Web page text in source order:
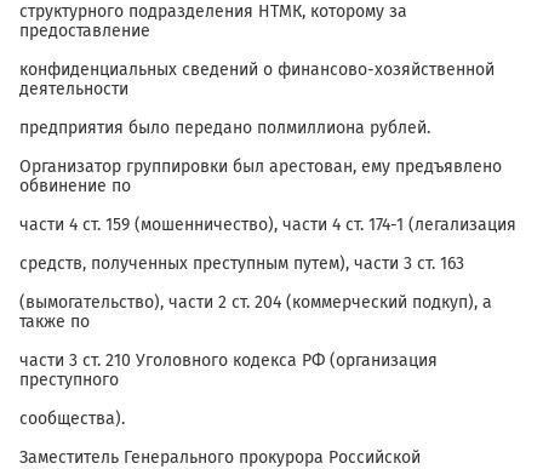
структурного подразделения НТМК, которому за
предоставление
конфиденциальных сведений о финансово-хозяйственной
деятельности
предприятия было передано полмиллиона рублей.
Организатор группировки был арестован, ему предъявлено
обвинение по
части 4 ст. 159 (мошенничество), части 4 ст. 174-1 (легализация
средств, полученных преступным путем), части 3 ст. 163
(вымогательство), части 2 ст. 204 (коммерческий подкуп), а
также по
части 3 ст. 210 Уголовного кодекса РФ (организация
преступного
сообщества).
Заместитель Генерального прокурора Российской